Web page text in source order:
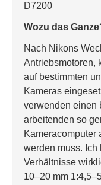
D7200
Wozu das
Nach Nikons
Antriebsmotoren,
auf bestimmten
Kameras
verwenden einen
arbeitenden so
Kameracomputer
werden muss. Ich
Verhältnisse
10–20 mm